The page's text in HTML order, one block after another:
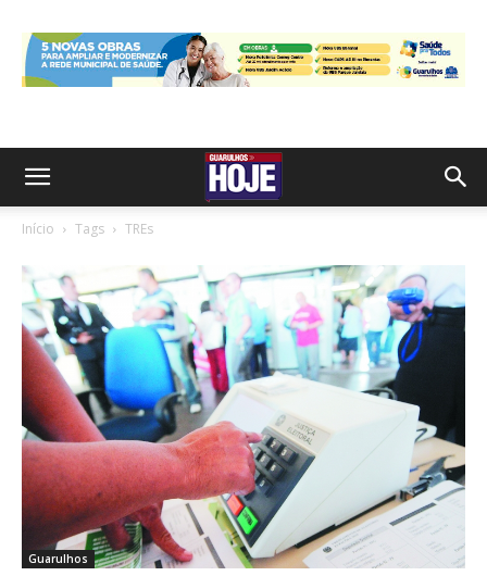
Início Tags TREs
Guarulhos